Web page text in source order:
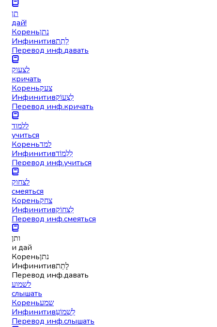
תן
дай!
Кореньנתן
Инфинитивלָתֵת
Перевод инф.давать
לצעוק
кричать
Кореньצעק
Инфинитивלִצְעוֹק
Перевод инф.кричать
ללמוד
учиться
Кореньלמד
Инфинитивלִלְמוֹד
Перевод инф.учиться
לצחוק
смеяться
Кореньצחק
Инфинитивלִצְחוֹק
Перевод инф.смеяться
ותן
и дай
Кореньנתן
Инфинитивלָתֵת
Перевод инф.давать
לשמוע
слышать
Кореньשמע
Инфинитивלִשְׁמוֹעַ
Перевод инф.слышать